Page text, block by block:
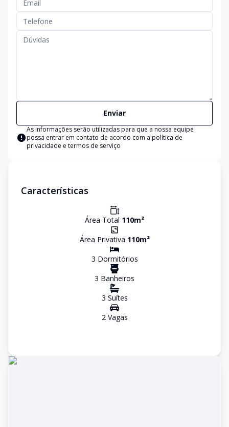
Enviar
As informações serão utilizadas para que a nossa equipe
possa entrar em contato de acordo com a política de
privacidade e termos de serviço
Características
Área Total 110m²
Área Privativa 110m²
3 Dormitórios
3 Banheiros
3 Suítes
2Vagas